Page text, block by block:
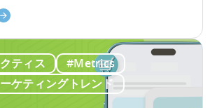
はユーザー獲得と広告クリ
ティス
#Metrics
ケティングトレンド